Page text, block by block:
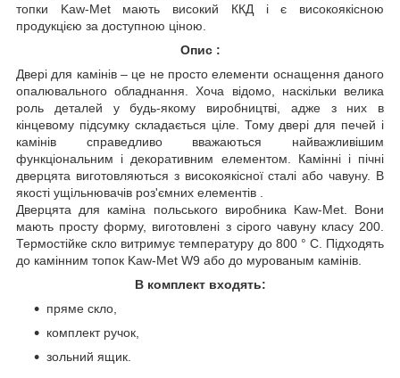
топки Kaw-Met мають високий ККД і є високоякісною
продукцією за доступною ціною.
Опис :
Двері для камінів – це не просто елементи оснащення даного
опалювального обладнання. Хоча відомо, наскільки велика
роль деталей у будь-якому виробництві, адже з них в
кінцевому підсумку складається ціле. Тому двері для печей і
камінів справедливо вважаються найважливішим
функціональним і декоративним елементом. Камінні і пічні
дверцята виготовляються з високоякісної сталі або чавуну. В
якості ущільнювачів роз'ємних елементів .
Дверцята для каміна польського виробника Kaw-Met. Вони
мають просту форму, виготовлені з сірого чавуну класу 200.
Термостійке скло витримує температуру до 800 ° С. Підходять
до камінним топок Kaw-Met W9 або до мурованым камінів.
В комплект входять:
пряме скло,
комплект ручок,
зольний ящик.